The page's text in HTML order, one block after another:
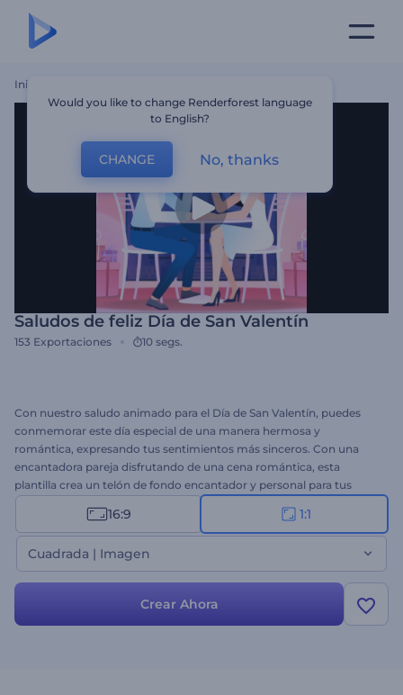
Inicio
Saludos de feliz Día de San Valentín
153 Exportaciones 10 segs.
Con nuestro saludo animado para el Día de San Valentín, puedes
conmemorar este día especial de una manera hermosa y
romántica, expresando tus sentimientos más sinceros. Con una
encantadora pareja disfrutando de una cena romántica, esta
plantilla crea un telón de fondo encantador y personal para tus
mensajes de amor. Personaliza la plantilla con tus dulces deseos y
saludos, música de fondo y locución para crear un saludo único y
memorable para el Día de San Valentín. Perfecto para enviar saludos
a esa persona especial o compartir publicaciones festivas en tus
redes sociales. ¡Crea ahora y difunde el amor!
16:9 1:1
Cuadrada | Imagen
Crear Ahora
Would you like to change Renderforest language
to English?
CHANGE No, thanks